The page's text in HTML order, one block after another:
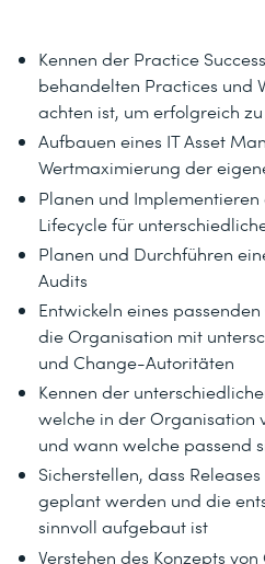
Kennen der Practice
behandelten Practices und
achten ist, um erfolgreich zu
Aufbauen eines IT Asset
Wertmaximierung der
Planen und Implementieren
Lifecycle für
Planen und Durchführen
Audits
Entwickeln eines
die Organisation mit
und Change-Autoritäten
Kennen der
welche in der Organisation
und wann welche passend
Sicherstellen, dass
geplant werden und die
sinnvoll aufgebaut ist
Verstehen des Konzepts